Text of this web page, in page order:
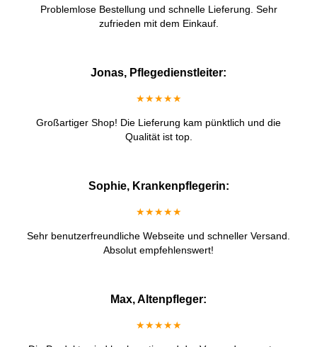
Problemlose Bestellung und schnelle Lieferung. Sehr
zufrieden mit dem Einkauf.
Jonas, Pflegedienstleiter:
★★★★★
Großartiger Shop! Die Lieferung kam pünktlich und die
Qualität ist top.
Sophie, Krankenpflegerin:
★★★★★
Sehr benutzerfreundliche Webseite und schneller Versand.
Absolut empfehlenswert!
Max, Altenpfleger:
★★★★★